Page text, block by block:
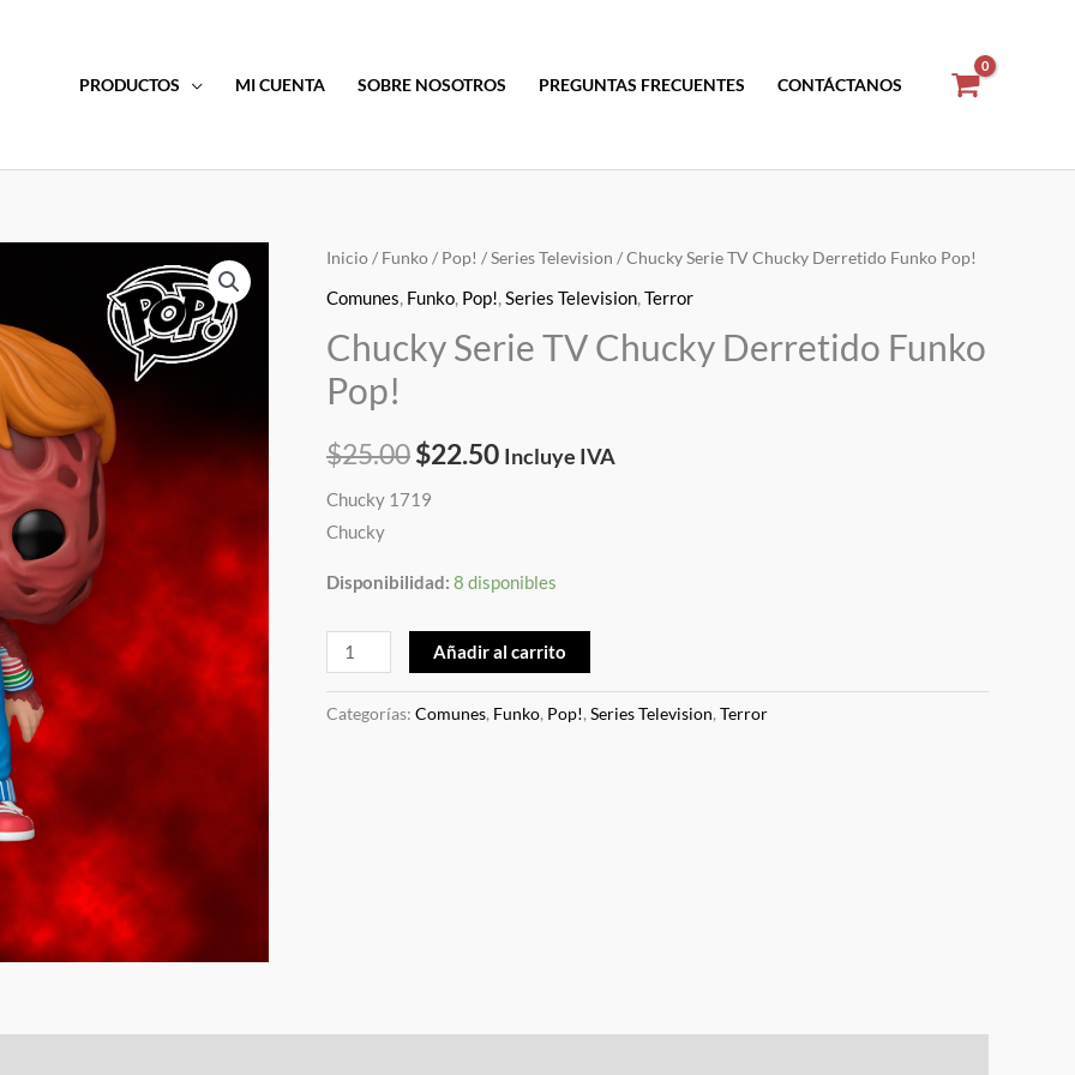
PRODUCTOS MI CUENTA SOBRE NOSOTROS PREGUNTAS FRECUENTES CONTÁCTANOS
Inicio/ Funko/ Pop! /Series Television / Chucky Serie TV Chucky Derretido Funko Pop!
Comunes, Funko, Pop!,Series Television,Terror
Chucky Serie TV Chucky Derretido Funko
Pop!
$25.00
El
precio
original
$25.00.
$22.50
El
precio
actual
$22.50.
Incluye IVA
Chucky 1719
Chucky
Disponibilidad: 8 disponibles
Chucky
Serie
Chucky
Derretido
Pop!
Añadir al carrito
Categorías: Comunes, Funko, Pop!,Series Television,Terror